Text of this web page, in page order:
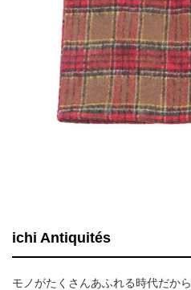
ichi Antiquités
モノがたくさんあふれる時代だか